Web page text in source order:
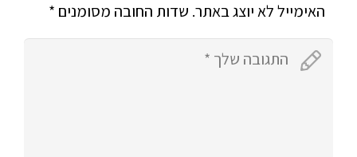
האימייל לא יוצג באתר. שדות החובה מסומנים *